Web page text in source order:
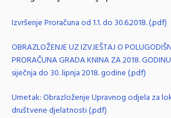
Izvršenje Proračuna od 1.1. do 30.6.2018. (.pdf)
OBRAZLOŽENJE UZ IZVJEŠTAJ O
PRORAČUNA GRADA KNINA ZA 2018.
siječnja do 30. lipnja 2018. godine (.pdf)
Umetak: Obrazloženje Upravnog odjela za
društvene djelatnosti (.pdf)